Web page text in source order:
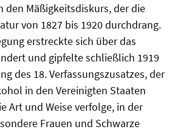
den Mäßigkeitsdiskurs, der die
von 1827 bis 1920 durchdrang.
erstreckte sich über das
und gipfelte schließlich 1919
des 18. Verfassungszusatzes, der
in den Vereinigten Staaten
Art und Weise verfolge, in der
Frauen und Schwarze